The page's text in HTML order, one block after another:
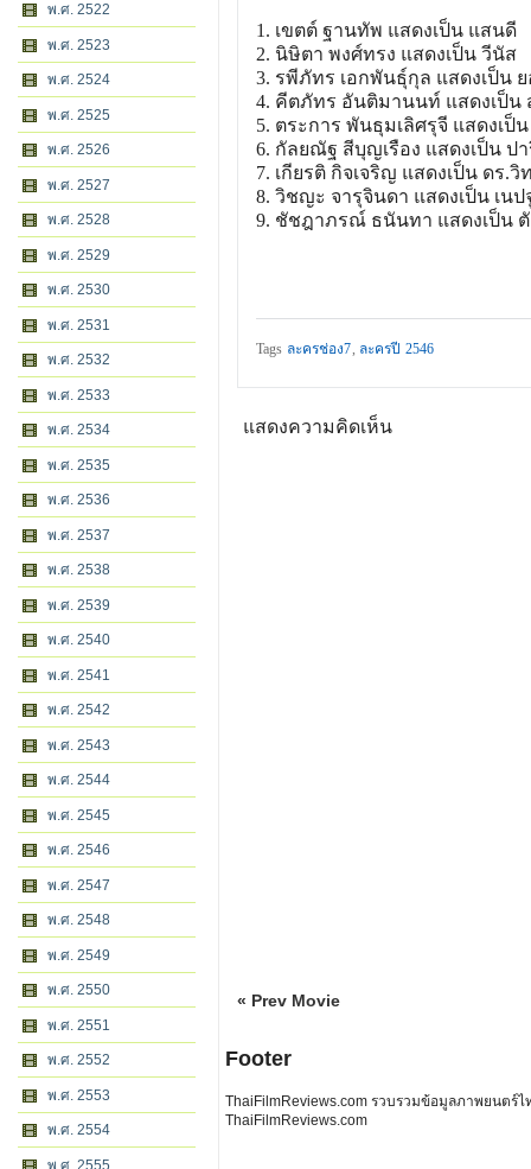
พ.ศ. 2522
พ.ศ. 2523
พ.ศ. 2524
พ.ศ. 2525
พ.ศ. 2526
พ.ศ. 2527
พ.ศ. 2528
พ.ศ. 2529
พ.ศ. 2530
พ.ศ. 2531
พ.ศ. 2532
พ.ศ. 2533
พ.ศ. 2534
พ.ศ. 2535
พ.ศ. 2536
พ.ศ. 2537
พ.ศ. 2538
พ.ศ. 2539
พ.ศ. 2540
พ.ศ. 2541
พ.ศ. 2542
พ.ศ. 2543
พ.ศ. 2544
พ.ศ. 2545
พ.ศ. 2546
พ.ศ. 2547
พ.ศ. 2548
พ.ศ. 2549
พ.ศ. 2550
พ.ศ. 2551
พ.ศ. 2552
พ.ศ. 2553
พ.ศ. 2554
พ.ศ. 2555
1. เขตต์ ฐานทัพ แสดงเป็น แสนดี
2. นิษิตา พงศ์ทรง แสดงเป็น วีนัส
3. รพีภัทร เอกพันธุ์กุล แสดงเป็น
4. คีตภัทร อันติมานนท์ แสดงเป็น
5. ตระการ พันธุมเลิศรุจี แสดงเป็
6. กัลยณัฐ สีบุญเรือง แสดงเป็น ป
7. เกียรติ กิจเจริญ แสดงเป็น ดร.วิ
8. วิชญะ จารุจินดา แสดงเป็น เนป
9. ชัชฎาภรณ์ ธนันทา แสดงเป็น ตั
Tags ละครช่อง7, ละครปี 2546
แสดงความคิดเห็น
« Prev Movie
Footer
ThaiFilmReviews.com รวบรวมข้อมูลภาพยนตร์
ThaiFilmReviews.com